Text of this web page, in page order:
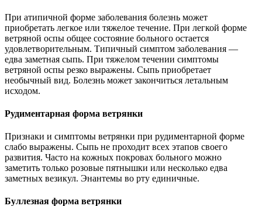
При атипичной форме заболевания болезнь может
приобретать легкое или тяжелое течение. При легкой форме
ветряной оспы общее состояние больного остается
удовлетворительным. Типичный симптом заболевания —
едва заметная сыпь. При тяжелом течении симптомы
ветряной оспы резко выражены. Сыпь приобретает
необычный вид. Болезнь может закончиться летальным
исходом.
Рудиментарная форма ветрянки
Признаки и симптомы ветрянки при рудиментарной форме
слабо выражены. Сыпь не проходит всех этапов своего
развития. Часто на кожных покровах больного можно
заметить только розовые пятнышки или несколько едва
заметных везикул. Энантемы во рту единичные.
Буллезная форма ветрянки